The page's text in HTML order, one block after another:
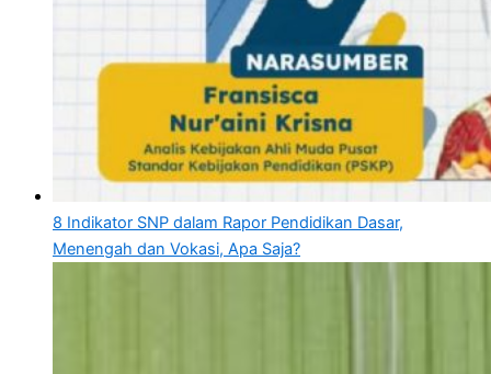
8 Indikator SNP dalam Rapor Pendidikan Dasar,
Menengah dan Vokasi, Apa Saja?